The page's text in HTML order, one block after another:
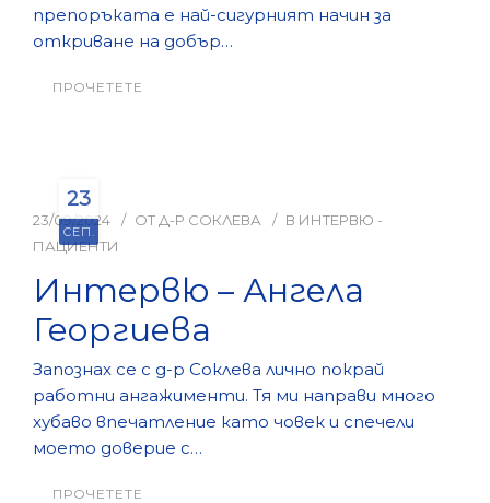
препоръката е най-сигурният начин за
откриване на добър…
ПРОЧЕТЕТЕ
23
СЕП.
23/09/2024 ОТ Д-Р СОКЛЕВА В ИНТЕРВЮ -
ПАЦИЕНТИ
Интервю – Ангела
Георгиева
Запознах се с д-р Соклева лично покрай
работни ангажименти. Тя ми направи много
хубаво впечатление като човек и спечели
моето доверие с…
ПРОЧЕТЕТЕ